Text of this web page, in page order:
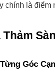
chính là
Góc